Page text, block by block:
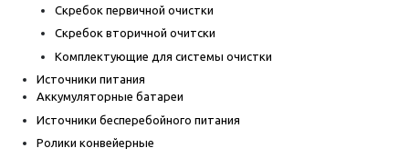
Скребок первичной очистки
Скребок вторичной очитски
Комплектующие для системы очистки
Источники питания
Аккумуляторные батареи
Источники бесперебойного питания
Ролики конвейерные